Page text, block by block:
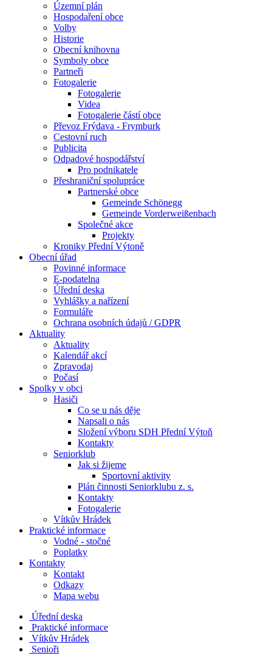
Územní plán
Hospodaření obce
Volby
Historie
Obecní knihovna
Symboly obce
Partneři
Fotogalerie
Fotogalerie
Videa
Fotogalerie částí obce
Převoz Frýdava - Frymburk
Cestovní ruch
Publicita
Odpadové hospodářství
Pro podnikatele
Přeshraniční spolupráce
Partnerské obce
Gemeinde Schönegg
Gemeinde Vorderweißenbach
Společné akce
Projekty
Kroniky Přední Výtoně
Obecní úřad
Povinné informace
E-podatelna
Úřední deska
Vyhlášky a nařízení
Formuláře
Ochrana osobních údajů / GDPR
Aktuality
Aktuality
Kalendář akcí
Zpravodaj
Počasí
Spolky v obci
Hasiči
Co se u nás děje
Napsali o nás
Složení výboru SDH Přední Výtoň
Kontakty
Seniorklub
Jak si žijeme
Sportovní aktivity
Plán činnosti Seniorklubu z. s.
Kontakty
Fotogalerie
Vítkův Hrádek
Praktické informace
Vodné - stočné
Poplatky
Kontakty
Kontakt
Odkazy
Mapa webu
Úřední deska
Praktické informace
Vítkův Hrádek
Senioři